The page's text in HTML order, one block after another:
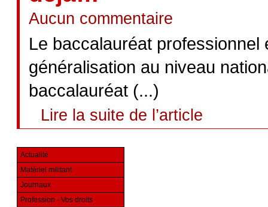
Aucun commentaire
Le baccalauréat
généralisation au niveau
baccalauréat (...)
Lire la suite de l’article
Actualité
Matériel militant
Journaux
Profession - Vos droits